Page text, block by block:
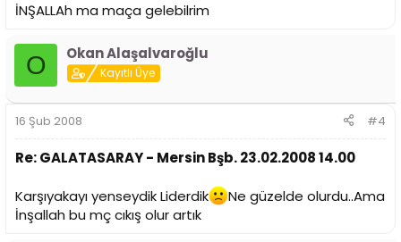
İNŞALLAh ma maça gelebilrim
O Okan Alaşalvaroğlu
Kayıtlı Üye
16 Şub 2008 #4
Re: GALATASARAY - Mersin Bşb. 23.02.2008 14.00
Karşıyakayı yenseydik Liderdik
Ne güzelde olurdu..Ama
İnşallah bu mç cıkış olur artık